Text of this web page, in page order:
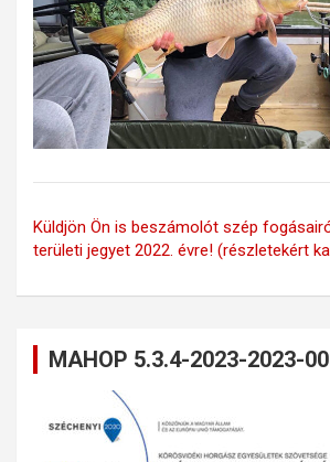
Küldjön Ön is beszámolót szép
területi jegyet 2022. évre! (részletekért
MAHOP 5.3.4-2023-2023-